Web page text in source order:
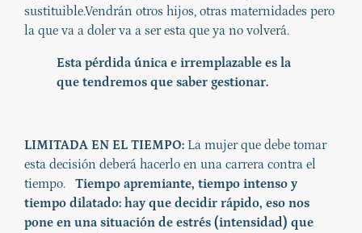
sustituible.Vendrán otros hijos, otras maternidades pero
la que va a doler va a ser esta que ya no volverá.
Esta pérdida única e irremplazable es la
que tendremos que saber gestionar.
LIMITADA EN EL TIEMPO: La mujer que debe tomar
esta decisión deberá hacerlo en una carrera contra el
tiempo. Tiempo apremiante, tiempo intenso y
tiempo dilatado: hay que decidir rápido, eso nos
pone en una situación de estrés (intensidad) que